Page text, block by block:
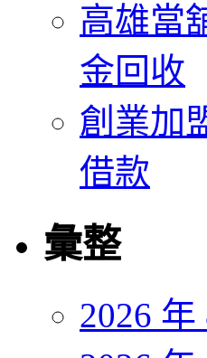
高雄當
金回收
創業加
借款
彙整
2026 年